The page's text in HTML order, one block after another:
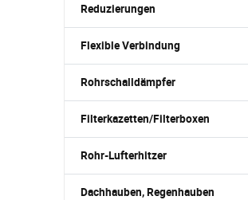
Reduzierungen
Flexible Verbindung
Rohrschalldämpfer
Filterkazetten/Filterboxen
Rohr-Lufterhitzer
Dachhauben, Regenhauben